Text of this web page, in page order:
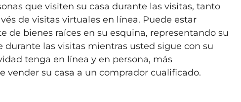
que visiten su casa durante las visitas, tanto
de visitas virtuales en línea. Puede estar
de bienes raíces en su esquina, representando su
durante las visitas mientras usted sigue con su
tenga en línea y en persona, más
vender su casa a un comprador cualificado.